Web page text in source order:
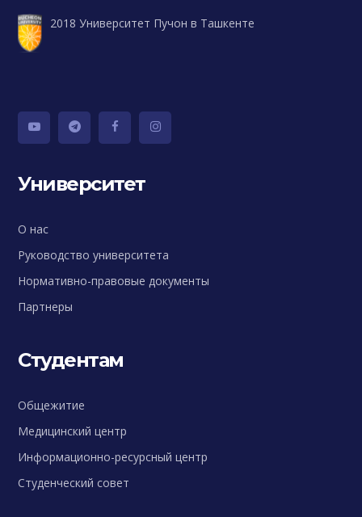
2018 Университет Пучон в Ташкенте
Университет
О нас
Руководство университета
Нормативно-правовые документы
Партнеры
Студентам
Общежитие
Медицинский центр
Информационно-ресурсный центр
Студенческий совет